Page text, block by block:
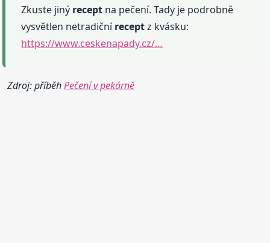
Zkuste jiný recept na pečení. Tady je podrobně
vysvětlen netradičníreceptz kvásku:
https://www.ceskenapady.cz/…
Zdroj: příběhPečení v pekárně